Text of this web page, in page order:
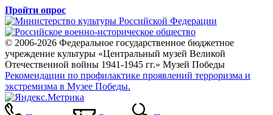
Пройти опрос
© 2006-2026 Федеральное государственное бюджетное
учреждение культуры «Центральный музей Великой
Отечественной войны 1941-1945 гг.» Музей Победы
Рекомендации по профилактике проявлений терроризма и
экстремизма в Музее Победы.